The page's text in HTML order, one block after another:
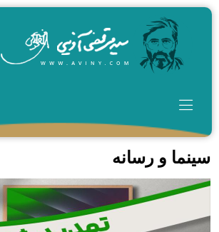
رفتن به
سینما و رسانه